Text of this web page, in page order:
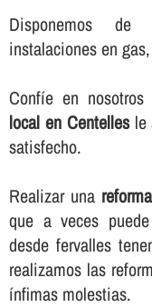
Disponemos
instalaciones en
Confí­e en
local en Centellesle
satisfecho.
Realizar una
que a veces
desde fervalles
realizamos las
í­nfimas molestias.